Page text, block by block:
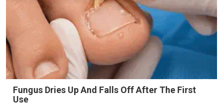
Fungus Dries Up And Falls Off After The First
Use